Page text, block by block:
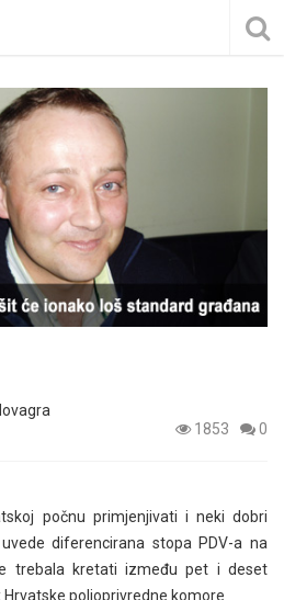
1853
0
počnu primjenjivati i neki dobri
diferencirana stopa PDV-a na
trebala kretati između pet i deset
poljoprivredne komore